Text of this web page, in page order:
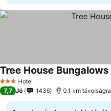
3 Kategória
Hotel
Tree House Bungalows
7,7 Jó 1436 0.1 km